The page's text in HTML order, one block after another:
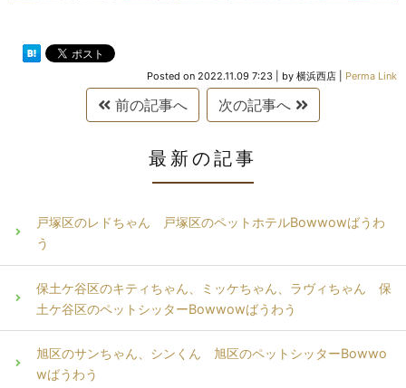
Posted on 2022.11.09 7:23 by 横浜西店 Perma Link
前の記事へ 次の記事へ
最新の記事
戸塚区のレドちゃん 戸塚区のペットホテルBowwowばうわ
う
保土ケ谷区のキティちゃん、ミッケちゃん、ラヴィちゃん 保
土ケ谷区のペットシッターBowwowばうわう
旭区のサンちゃん、シンくん 旭区のペットシッターBowwo
wばうわう